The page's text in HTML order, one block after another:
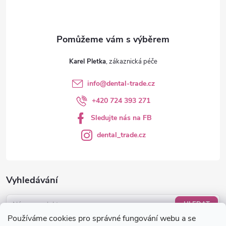
Používáme cookies pro správné fungování webu a se
Vyhledávání
HLEDAT
Karel Pletka
info@dental-trade.cz
+420 724 393 271
Sledujte nás na FB
dental_trade.cz